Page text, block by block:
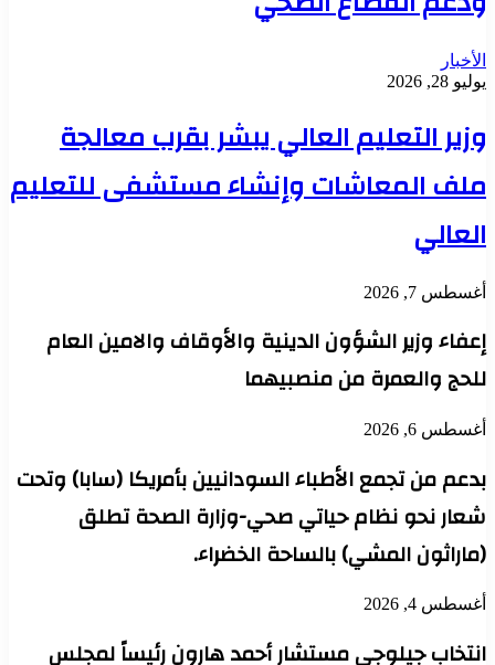
الأخبار
يوليو 28, 2026
وزير التعليم العالي يبشر بقرب معالجة
ملف المعاشات وإنشاء مستشفى للتعليم
العالي
أغسطس 7, 2026
إعفاء وزير الشؤون الدينية والأوقاف والامين العام
للحج والعمرة من منصبيهما
أغسطس 6, 2026
بدعم من تجمع الأطباء السودانيين بأمريكا (سابا) وتحت
شعار نحو نظام حياتي صحي-وزارة الصحة تطلق
(ماراثون المشي) بالساحة الخضراء.
أغسطس 4, 2026
انتخاب جيلوجي مستشار أحمد هارون رئيساً لمجلس